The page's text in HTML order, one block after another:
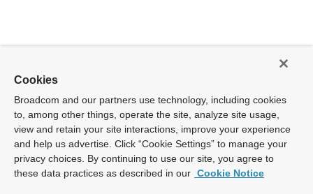
Cookies
Broadcom and our partners use technology, including cookies
to, among other things, operate the site, analyze site usage,
view and retain your site interactions, improve your experience
and help us advertise. Click “Cookie Settings” to manage your
privacy choices. By continuing to use our site, you agree to
these data practices as described in our Cookie Notice